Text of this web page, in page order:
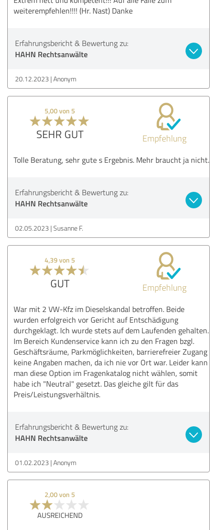
weiterempfehlen!!!! (Hr. Nast) Danke
Erfahrungsbericht & Bewertung zu:
HAHN Rechtsanwälte
20.12.2023 Anonym
5,00 von 5
SEHR GUT Empfehlung
Tolle Beratung, sehr gute s Ergebnis. Mehr braucht ja nicht.
Erfahrungsbericht & Bewertung zu:
HAHN Rechtsanwälte
02.05.2023 Susanne F.
4,39 von 5
GUT Empfehlung
War mit 2 VW-Kfz im Dieselskandal betroffen. Beide
wurden erfolgreich vor Gericht auf Entschädigung
durchgeklagt. Ich wurde stets auf dem Laufenden gehalten.
Im Bereich Kundenservice kann ich zu den Fragen bzgl.
Geschäftsräume, Parkmöglichkeiten, barrierefreier Zugang
keine Angaben machen, da ich nie vor Ort war. Leider kann
man diese Option im Fragenkatalog nicht wählen, somit
habe ich "Neutral" gesetzt. Das gleiche gilt für das
Preis/Leistungsverhältnis.
Erfahrungsbericht & Bewertung zu:
HAHN Rechtsanwälte
01.02.2023 Anonym
2,00 von 5
AUSREICHEND